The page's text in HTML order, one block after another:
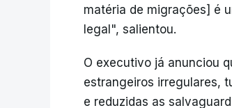
matéria de migrações] é
legal", salientou.
O executivo já anunciou
estrangeiros irregulares,
e reduzidas as